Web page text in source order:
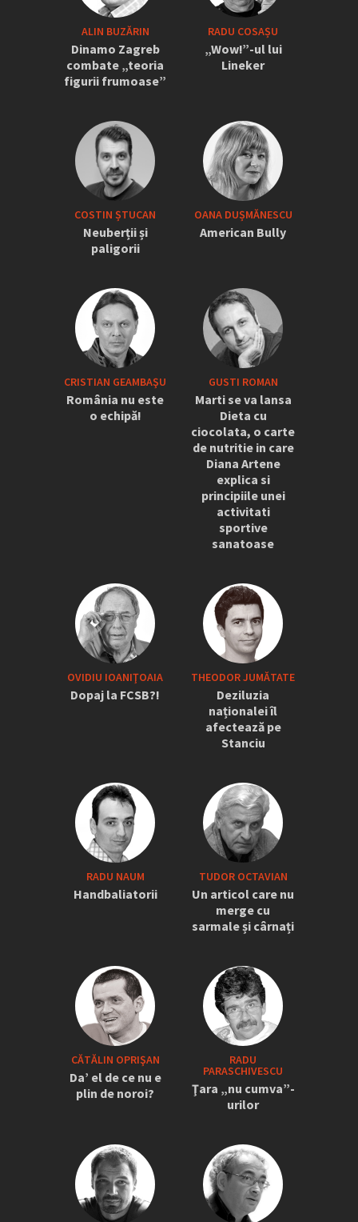
ALIN BUZĂRIN
Dinamo Zagreb
combate „teoria
figurii frumoase”
RADU COSAȘU
„Wow!”-ul lui
Lineker
COSTIN ȘTUCAN
Neuberții și
paligorii
OANA DUȘMĂNESCU
American Bully
CRISTIAN GEAMBAŞU
România nu este
o echipă!
GUSTI ROMAN
Marti se va lansa
Dieta cu
ciocolata, o carte
de nutritie in care
Diana Artene
explica si
principiile unei
activitati
sportive
sanatoase
OVIDIU IOANIŢOAIA
Dopaj la FCSB?!
THEODOR JUMĂTATE
Deziluzia
naționalei îl
afectează pe
Stanciu
RADU NAUM
Handbaliatorii
TUDOR OCTAVIAN
Un articol care nu
merge cu
sarmale și cârnați
CĂTĂLIN OPRIŞAN
Da’ el de ce nu e
plin de noroi?
RADU
PARASCHIVESCU
Ţara „nu cumva”-
urilor